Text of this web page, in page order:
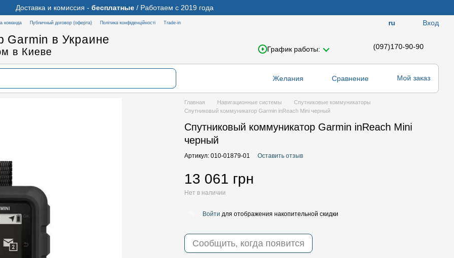
Доставка и комиссия - бесплатные / Работаем с 2019 года
команда Публичный договор (оферта) Політика конфіденційності Trade-in ru Вход
в Украине
в Киеве График работы: (097)170-90-90
Желания Сравнение Мой заказ
Главная Навигационные системы
Спутниковые коммуникаторы
Спутниковый коммуникатор Garmin inReach Mini черный
Спутниковый коммуникатор Garmin inReach Mini
черный
Артикул: 010-01879-01 Оставить отзыв
13 061 грн
Нет в наличии
Войти для отображения накопительной скидки
Сообщить, когда появится